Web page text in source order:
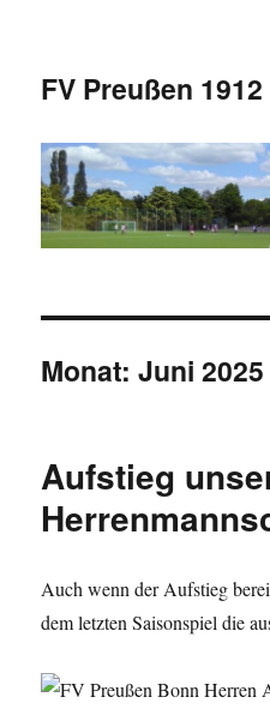
FV Preußen
Monat:Juni 2025
Aufstieg
Auch wenn der Aufstieg
dem letzten Saisonspiel die